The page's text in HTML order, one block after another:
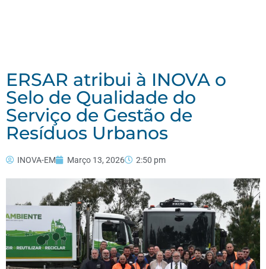
ERSAR atribui à INOVA o
Selo de Qualidade do
Serviço de Gestão de
Resíduos Urbanos
INOVA-EM Março 13, 2026 2:50 pm